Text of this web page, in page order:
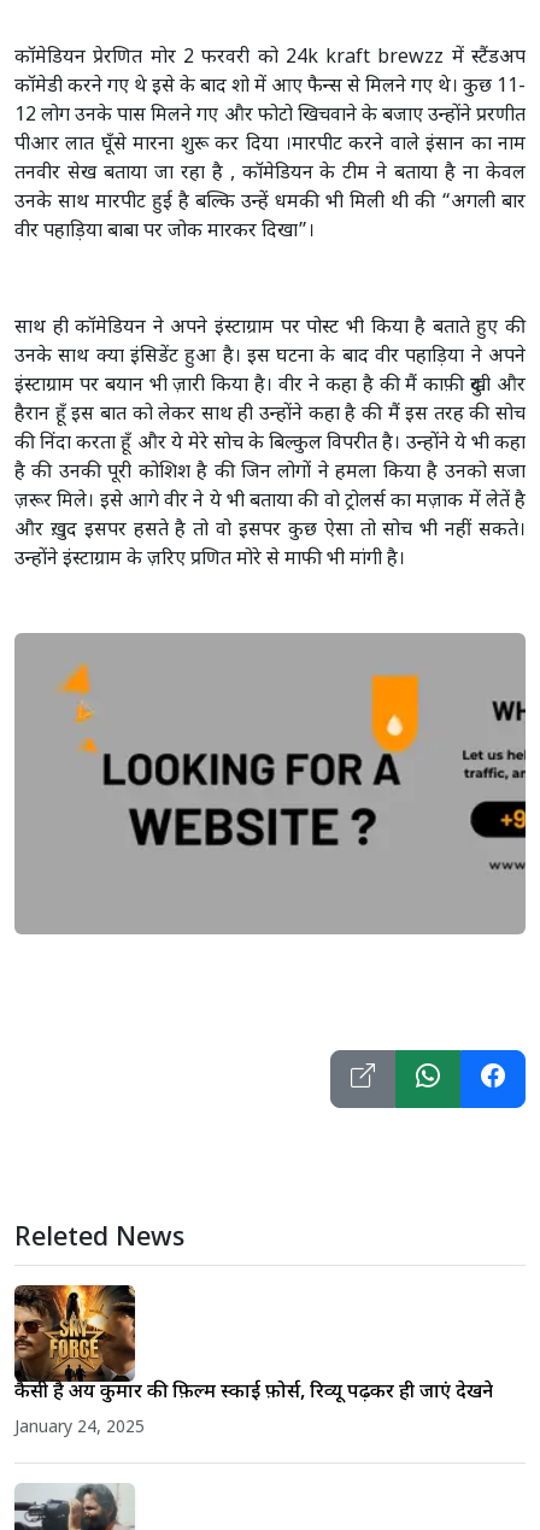
कॉमेडियन प्रेरणित मोर 2 फरवरी को 24k kraft brewzz में स्टैंडअप
कॉमेडी करने गए थे इसे के बाद शो में आए फैन्स से मिलने गए थे। कुछ 11-
12 लोग उनके पास मिलने गए और फोटो खिचवाने के बजाए उन्होंने प्ररणीत
पीआर लात घूँसे मारना शुरू कर दिया ।मारपीट करने वाले इंसान का नाम
तनवीर सेख बताया जा रहा है , कॉमेडियन के टीम ने बताया है ना केवल
उनके साथ मारपीट हुई है बल्कि उन्हें धमकी भी मिली थी की “अगली बार
वीर पहाड़िया बाबा पर जोक मारकर दिखा”।
साथ ही कॉमेडियन ने अपने इंस्टाग्राम पर पोस्ट भी किया है बताते हुए की
उनके साथ क्या इंसिडेंट हुआ है। इस घटना के बाद वीर पहाड़िया ने अपने
इंस्टाग्राम पर बयान भी ज़ारी किया है। वीर ने कहा है की मैं काफ़ी दुखी और
हैरान हूँ इस बात को लेकर साथ ही उन्होंने कहा है की मैं इस तरह की सोच
की निंदा करता हूँ और ये मेरे सोच के बिल्कुल विपरीत है। उन्होंने ये भी कहा
है की उनकी पूरी कोशिश है की जिन लोगों ने हमला किया है उनको सजा
ज़रूर मिले। इसे आगे वीर ने ये भी बताया की वो ट्रोलर्स का मज़ाक में लेतें है
और ख़ुद इसपर हसते है तो वो इसपर कुछ ऐसा तो सोच भी नहीं सकते।
उन्होंने इंस्टाग्राम के ज़रिए प्रणित मोरे से माफी भी मांगी है।
Releted News
कैसी है अक्षय कुमार की फ़िल्म स्काई फ़ोर्स, रिव्यू पढ़कर ही जाएं देखने
January 24, 2025